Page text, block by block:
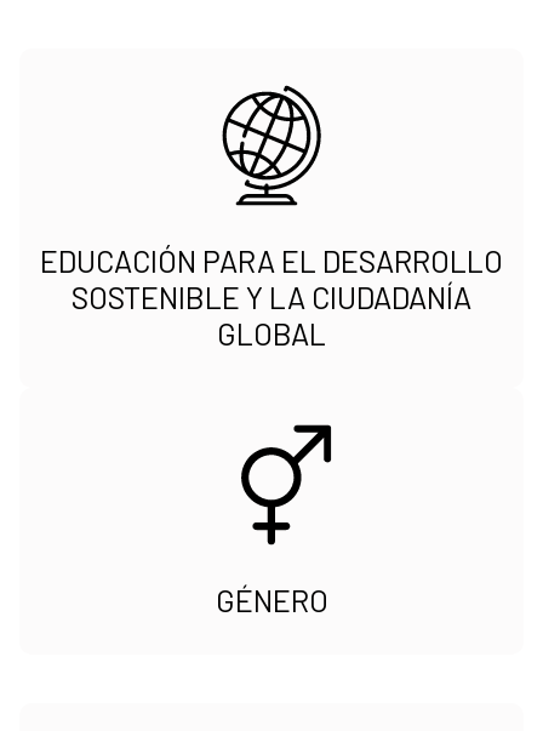
EDUCACIÓN PARA EL DESARROLLO
SOSTENIBLE Y LA CIUDADANÍA
GLOBAL
GÉNERO